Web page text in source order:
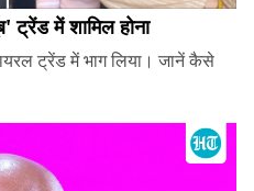
में शामिल होना
ट्रेंड में भाग लिया। जानें कैसे